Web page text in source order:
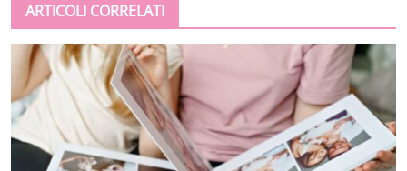
ARTICOLI CORRELATI